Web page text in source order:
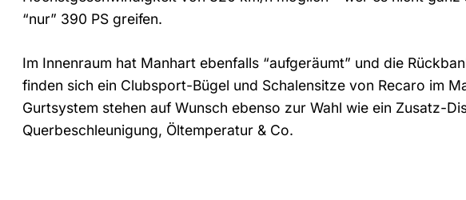
“nur” 390 PS greifen.
Im Innenraum hat Manhart ebenfalls “aufgeräumt” und die
finden sich ein Clubsport-Bügel und Schalensitze von Recaro im
Gurtsystem stehen auf Wunsch ebenso zur Wahl wie ein Zusatz-
Querbeschleunigung, Öltemperatur & Co.